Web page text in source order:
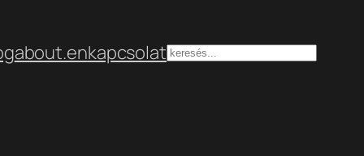
about.enkapcsolatKeresés